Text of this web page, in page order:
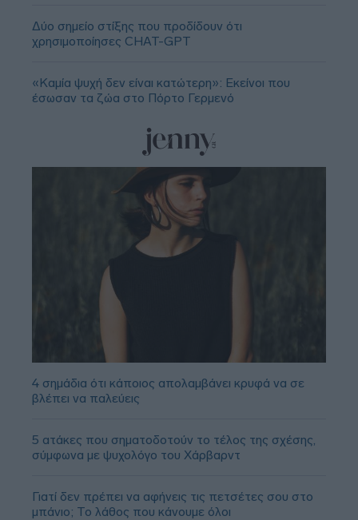
Δύο σημείο στίξης που προδίδουν ότι
χρησιμοποίησες CHAT-GPT
«Καμία ψυχή δεν είναι κατώτερη»: Εκείνοι που
έσωσαν τα ζώα στο Πόρτο Γερμενό
4 σημάδια ότι κάποιος απολαμβάνει κρυφά να σε
βλέπει να παλεύεις
5 ατάκες που σηματοδοτούν το τέλος της σχέσης,
σύμφωνα με ψυχολόγο του Χάρβαρντ
Γιατί δεν πρέπει να αφήνεις τις πετσέτες σου στο
μπάνιο; Το λάθος που κάνουμε όλοι